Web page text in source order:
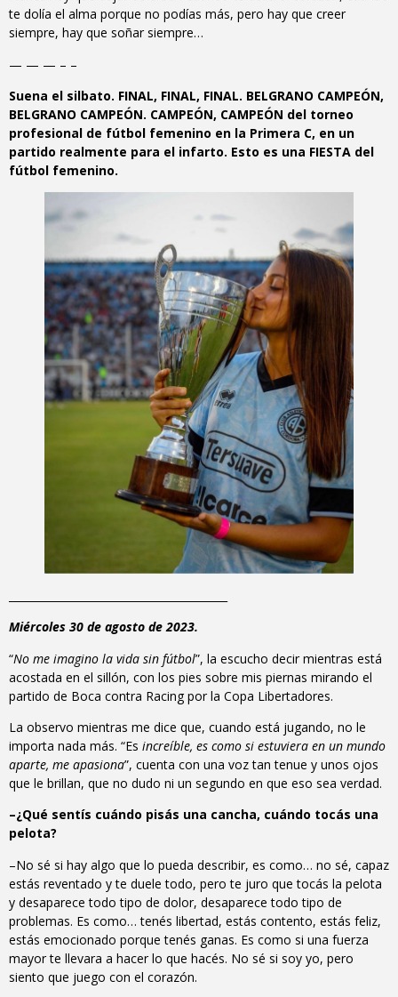
te dolía el alma porque no podías más, pero hay que creer
siempre, hay que soñar siempre…
— — — – –
Suena el silbato. FINAL, FINAL, FINAL. BELGRANO CAMPEÓN,
BELGRANO CAMPEÓN. CAMPEÓN, CAMPEÓN del torneo
profesional de fútbol femenino en la Primera C, en un
partido realmente para el infarto. Esto es una FIESTA del
fútbol femenino.
Miércoles 30 de agosto de 2023.
“No me imagino la vida sin fútbol”, la escucho decir mientras está
acostada en el sillón, con los pies sobre mis piernas mirando el
partido de Boca contra Racing por la Copa Libertadores.
La observo mientras me dice que, cuando está jugando, no le
importa nada más. “Es increíble, es como si estuviera en un mundo
aparte, me apasiona”, cuenta con una voz tan tenue y unos ojos
que le brillan, que no dudo ni un segundo en que eso sea verdad.
–¿Qué sentís cuándo pisás una cancha, cuándo tocás una
pelota?
–No sé si hay algo que lo pueda describir, es como… no sé, capaz
estás reventado y te duele todo, pero te juro que tocás la pelota
y desaparece todo tipo de dolor, desaparece todo tipo de
problemas. Es como… tenés libertad, estás contento, estás feliz,
estás emocionado porque tenés ganas. Es como si una fuerza
mayor te llevara a hacer lo que hacés. No sé si soy yo, pero
siento que juego con el corazón.